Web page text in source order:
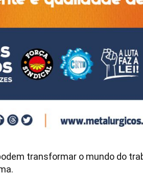
transformar o mundo do